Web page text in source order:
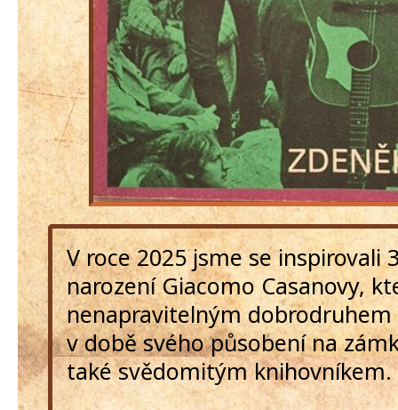
V roce 2025 jsme se inspirovali
narození Giacomo Casanovy,
nenapravitelným dobrodruhem
v době svého působení na
také svědomitým knihovníkem.